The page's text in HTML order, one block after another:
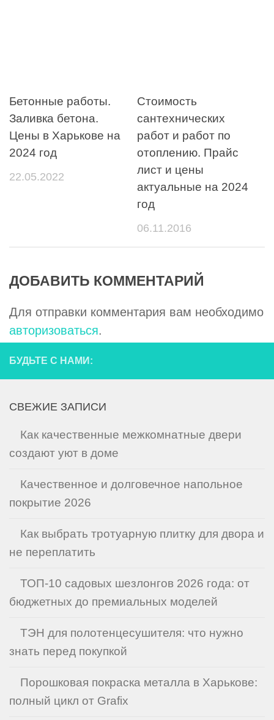
Бетонные работы.
Заливка бетона.
Цены в Харькове на
2024 год
22.05.2022
Стоимость
сантехнических
работ и работ по
отоплению. Прайс
лист и цены
актуальные на 2024
год
06.11.2016
ДОБАВИТЬ КОММЕНТАРИЙ
Для отправки комментария вам необходимо
авторизоваться.
БУДЬТЕ С НАМИ:
СВЕЖИЕ ЗАПИСИ
Как качественные межкомнатные двери
создают уют в доме
Качественное и долговечное напольное
покрытие 2026
Как выбрать тротуарную плитку для двора и
не переплатить
ТОП-10 садовых шезлонгов 2026 года: от
бюджетных до премиальных моделей
ТЭН для полотенцесушителя: что нужно
знать перед покупкой
Порошковая покраска металла в Харькове:
полный цикл от Grafix